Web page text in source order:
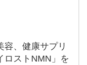
容、健康サプリ
ロストNMN」を